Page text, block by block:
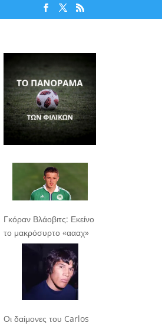
Γκόραν Βλάοβιτς: Εκείνο
το μακρόσυρτο «αααχ»
Οι δαίμονες του Carlos